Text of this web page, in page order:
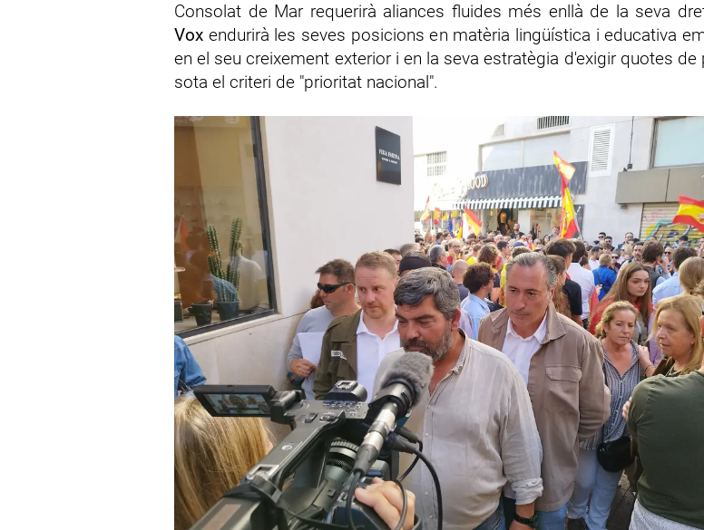
Consolat de Mar requerirà aliances fluides més enllà de la seva
Vox endurirà les seves posicions en matèria lingüística i educativa
en el seu creixement exterior i en la seva estratègia d'exigir quotes de
sota el criteri de "prioritat nacional".